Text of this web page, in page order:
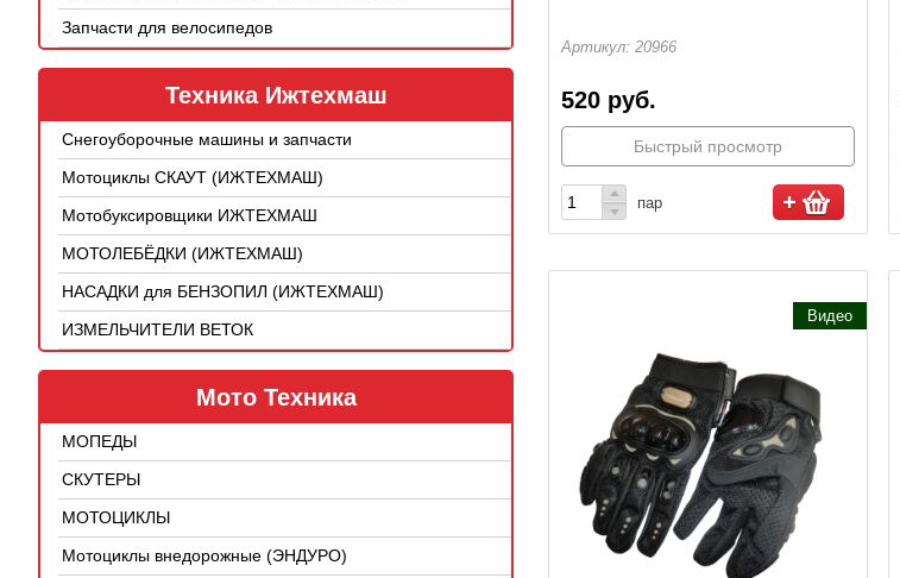
Запчасти для велосипедов
Техника Ижтехмаш
Снегоуборочные машины и запчасти
Мотоциклы СКАУТ (ИЖТЕХМАШ)
Мотобуксировщики ИЖТЕХМАШ
МОТОЛЕБЁДКИ (ИЖТЕХМАШ)
НАСАДКИ для БЕНЗОПИЛ (ИЖТЕХМАШ)
ИЗМЕЛЬЧИТЕЛИ ВЕТОК
Мото Техника
МОПЕДЫ
СКУТЕРЫ
МОТОЦИКЛЫ
Мотоциклы внедорожные (ЭНДУРО)
Артикул: 20966
520 руб.
Быстрый просмотр
пар
Видео